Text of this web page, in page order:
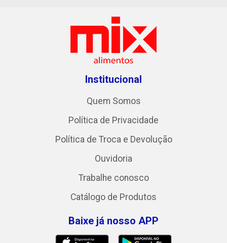
Institucional
Quem Somos
Política de Privacidade
Política de Troca e Devolução
Ouvidoria
Trabalhe conosco
Catálogo de Produtos
Baixe já nosso APP